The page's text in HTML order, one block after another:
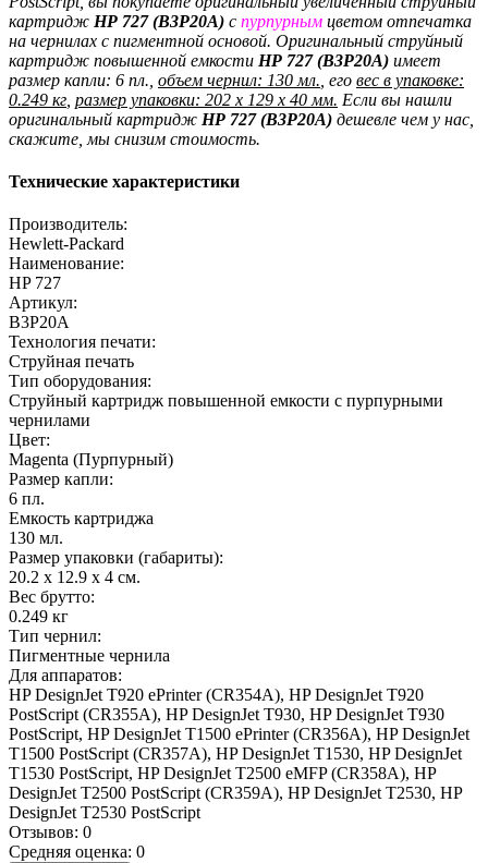
картридж HP 727 (B3P20A) с пурпурным цветом отпечатка
на чернилах с пигментной основой. Оригинальный струйный
картридж повышенной емкости HP 727 (B3P20A) имеет
размер капли: 6 пл., объем чернил: 130 мл. , его вес в упаковке:
0.249 кг размер упаковки: 202 x 129 x 40 мм. Если вы нашли
оригинальный картридж HP 727 (B3P20A) дешевле чем у нас,
скажите, мы снизим стоимость.
Технические характеристики
Производитель:
Hewlett-Packard
Наименование:
HP 727
Артикул:
B3P20A
Технология печати:
Струйная печать
Тип оборудования:
Струйный картридж повышенной емкости с пурпурными
чернилами
Цвет:
Magenta (Пурпурный)
Размер капли:
6 пл.
Емкость картриджа
130 мл.
Размер упаковки (габариты):
20.2 x 12.9 x 4 см.
Вес брутто:
0.249 кг
Тип чернил:
Пигментные чернила
Для аппаратов:
HP DesignJet T920 ePrinter (CR354A), HP DesignJet T920
PostScript (CR355A), HP DesignJet T930, HP DesignJet T930
PostScript, HP DesignJet T1500 ePrinter (CR356A), HP DesignJet
T1500 PostScript (CR357A), HP DesignJet T1530, HP DesignJet
T1530 PostScript, HP DesignJet T2500 eMFP (CR358A), HP
DesignJet T2500 PostScript (CR359A), HP DesignJet T2530, HP
DesignJet T2530 PostScript
Отзывов: 0
Средняя оценка: 0